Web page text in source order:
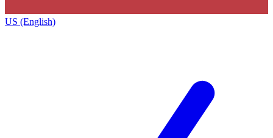
US (English)